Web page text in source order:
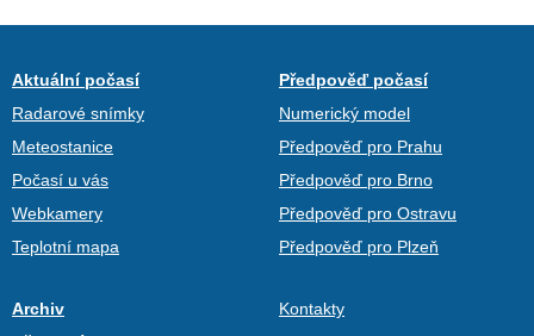
Aktuální počasí
Radarové snímky
Meteostanice
Počasí u vás
Webkamery
Teplotní mapa
Předpověď počasí
Numerický model
Předpověď pro Prahu
Předpověď pro Brno
Předpověď pro Ostravu
Předpověď pro Plzeň
Archiv
Kontakty